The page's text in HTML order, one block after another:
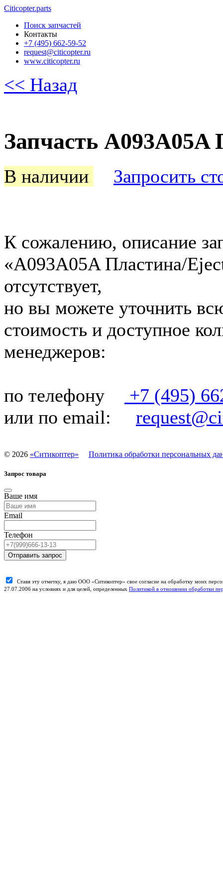
Citicopter.parts
Поиск запчастей
Контакты
+7 (495) 662-59-52
request@citicopter.ru
www.citicopter.ru
<< Назад
Запчасть
В наличии Запросить
К сожалению, описание
«A093A05A Пластина/
отсутствует,
но вы можете уточнить
стоимость и доступное
менеджеров:
по телефону
+7 (495)
или по email:
© 2026 «Ситикоптер» Политика обработки персональных
Запрос товара
Ваше имя
Email
Телефон
Отправить запрос
Ставя эту отметку, я даю ООО «Ситикоптер» свое согласие на обработку моих
27.07.2006 на условиях и для целей, определенных Политикой в отношении обработки